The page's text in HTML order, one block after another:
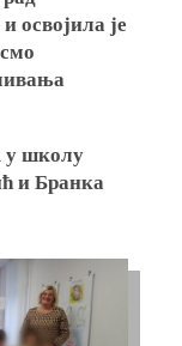
освојила је
у школу
и Бранка